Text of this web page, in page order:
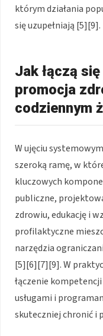
którym działania
się uzupełniają [5][9].
Jak łączą
promocja
codziennym
W ujęciu systemowym
szeroką ramę, w
kluczowych
publiczne,
zdrowiu, edukację i
profilaktyczne
narzędzia
[5][6][7][9]. W
łączenie
usługami i
skuteczniej chronić i